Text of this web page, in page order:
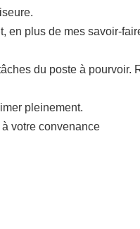
en plus de mes savoir-
du poste à pourvoir.
pleinement.
votre convenance